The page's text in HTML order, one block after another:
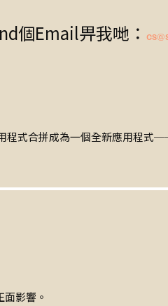
個Email畀我哋：
程式合拼成為一個全新應用程式
影響。